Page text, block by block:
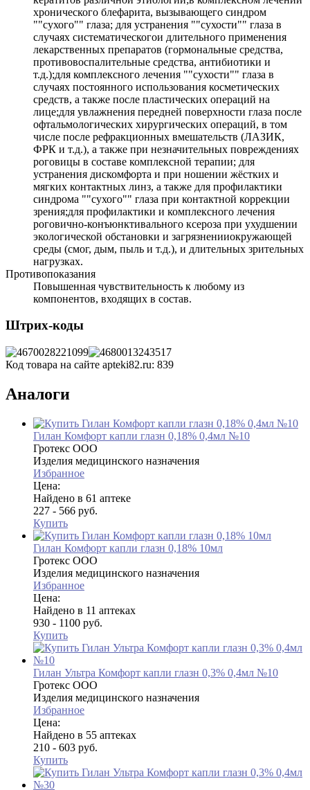
хронического блефарита, вызывающего синдром
""сухого"" глаза; для устранения ""сухости"" глаза в
случаях систематическогои длительного применения
лекарственных препаратов (гормональные средства,
противовоспалительные средства, антибиотики и
т.д.);для комплексного лечения ""сухости"" глаза в
случаях постоянного использования косметических
средств, а также после пластических операций на
лице;для увлажнения передней поверхности глаза после
офтальмологических хирургических операций, в том
числе после рефракционных вмешательств (ЛАЗИК,
ФРК и т.д.), а также при незначительных повреждениях
роговицы в составе комплексной терапии; для
устранения дискомфорта и при ношении жёстких и
мягких контактных линз, а также для профилактики
синдрома ""сухого"" глаза при контактной коррекции
зрения;для профилактики и комплексного лечения
роговично-конъюнктивального ксероза при ухудшении
экологической обстановки и загрязненииокружающей
среды (смог, дым, пыль и т.д.), и длительных зрительных
нагрузках.
Противопоказания
Повышенная чувствительность к любому из
компонентов, входящих в состав.
Штрих-коды
Код товара на сайте apteki82.ru: 839
Аналоги
Гилан Комфорт капли глазн 0,18% 0,4мл №10
Гротекс ООО
Изделия медицинского назначения
Избранное
Цена:
Найдено в 61 аптеке
227 - 566 руб.
Купить
Гилан Комфорт капли глазн 0,18% 10мл
Гротекс ООО
Изделия медицинского назначения
Избранное
Цена:
Найдено в 11 аптеках
930 - 1100 руб.
Купить
Гилан Ультра Комфорт капли глазн 0,3% 0,4мл №10
Гротекс ООО
Изделия медицинского назначения
Избранное
Цена:
Найдено в 55 аптеках
210 - 603 руб.
Купить